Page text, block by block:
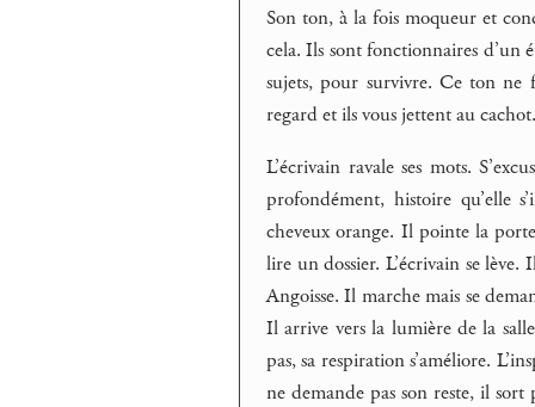
Son ton, à la fois moqueur et
cela. Ils sont fonctionnaires
sujets, pour survivre. Ce ton ne
regard et ils vous jettent au
L’écrivain ravale ses mots.
profondément, histoire qu’elle
cheveux orange. Il pointe la
lire un dossier. L’écrivain se
Angoisse. Il marche mais se
Il arrive vers la lumière de la
pas, sa respiration s’améliore.
ne demande pas son reste, il